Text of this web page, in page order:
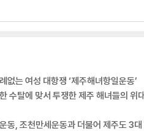
없는 여성 대항쟁 ‘제주해녀항일운동’
수탈에 맞서 투쟁한 제주 해녀들의 위
동, 조천만세운동과 더불어 제주도 3